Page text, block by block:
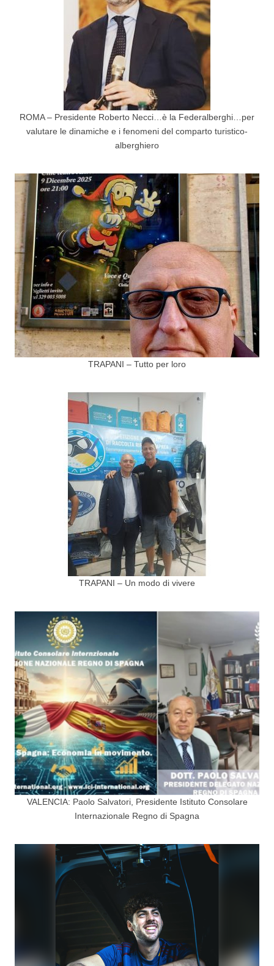
ROMA – Presidente Roberto Necci…è la Federalberghi…per
valutare le dinamiche e i fenomeni del comparto turistico-
alberghiero
TRAPANI – Tutto per loro
TRAPANI – Un modo di vivere
VALENCIA: Paolo Salvatori, Presidente Istituto Consolare
Internazionale Regno di Spagna